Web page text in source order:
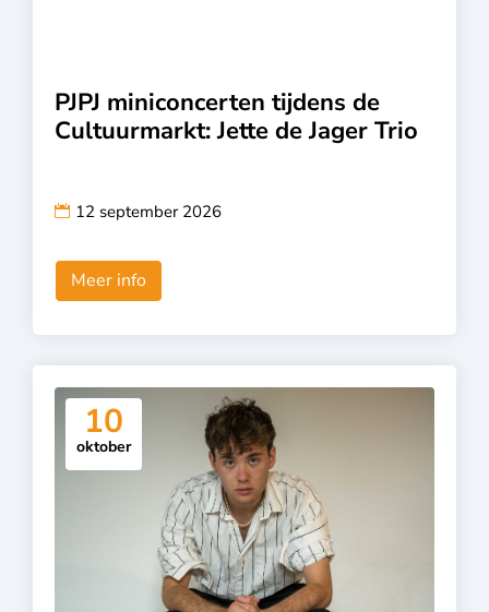
PJPJ miniconcerten tijdens de
Cultuurmarkt: Jette de Jager Trio
12 september 2026
Meer info
10
oktober